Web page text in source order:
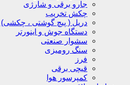
جارو برقی و شارژی
چکش تخریب
دریل ( پیچ گوشتی ، چکشی)
دستگاه جوش و اینورتر
سشوار صنعتی
سنگ رومیزی
فرز
قیچی برقی
کمپرسور هوا